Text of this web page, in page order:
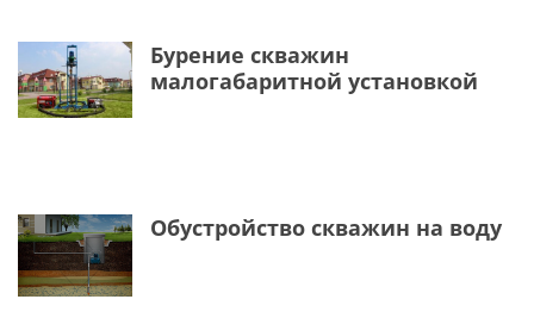
Бурение скважин
малогабаритной установкой
Обустройство скважин на воду